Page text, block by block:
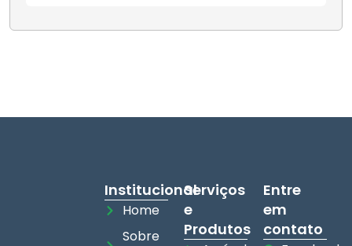
Institucional
Home
Sobre
Serviços
e
Produtos
Entre
em
contato